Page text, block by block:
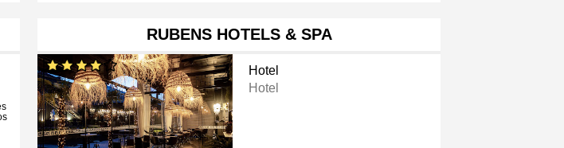
RUBENS HOTELS & SPA
Hotel
Hotel